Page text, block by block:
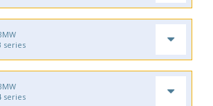
series
series